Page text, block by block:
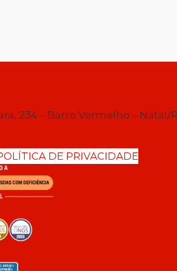
234 – Barro Vermelho – Natal/
DE PRIVACIDADE